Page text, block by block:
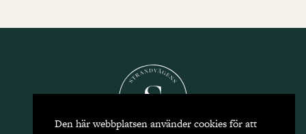
Den här webbplatsen använder cookies för att